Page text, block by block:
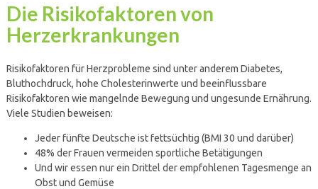
Die Risikofaktoren von
Herzerkrankungen
Risikofaktoren für Herzprobleme sind unter anderem Diabetes,
Bluthochdruck, hohe Cholesterinwerte und beeinflussbare
Risikofaktoren wie mangelnde Bewegung und ungesunde Ernährung.
Viele Studien beweisen:
Jeder fünfte Deutsche ist fettsüchtig (BMI 30 und darüber)
48% der Frauen vermeiden sportliche Betätigungen
Und wir essen nur ein Drittel der empfohlenen Tagesmenge an
Obst und Gemüse